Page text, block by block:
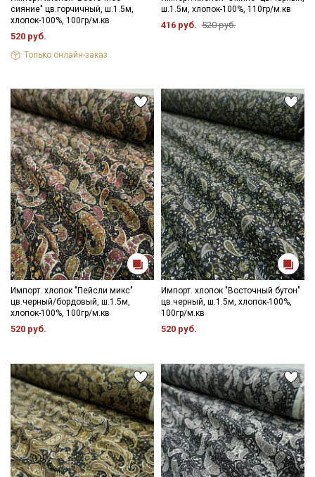
сияние" цв.горчичный, ш.1.5м,
хлопок-100%, 100гр/м.кв
520 руб.
Только онлайн-заказ
ш.1.5м, хлопок-100%, 110гр/м.кв
416 руб. 520 руб.
Импорт. хлопок "Пейсли микс"
цв.черный/бордовый, ш.1.5м,
хлопок-100%, 100гр/м.кв
520 руб.
Импорт. хлопок "Восточный бутон"
цв.черный, ш.1.5м, хлопок-100%,
100гр/м.кв
520 руб.
Электронная почта
Подписаться
Ознакомлен(а) сПолитикой обработки персональных
данныхи даюСогласие на обработку персональных
данных
ДаюСогласие на получение рекламных и
информационных рассылок